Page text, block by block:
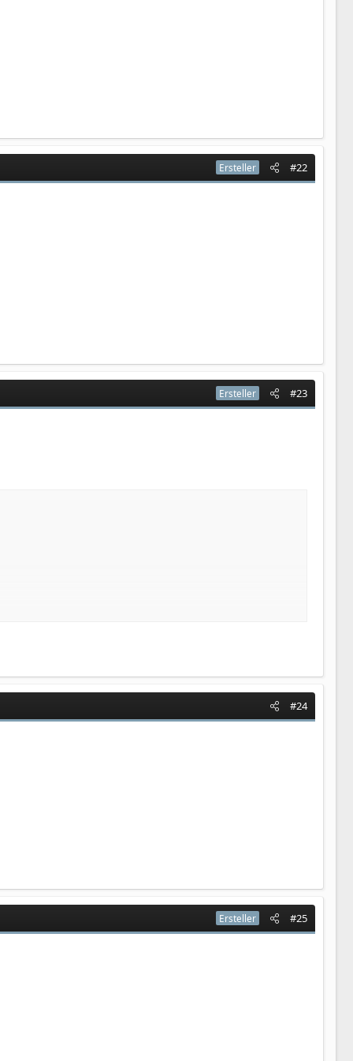
Ersteller #22
Ersteller #23
#24
Ersteller #25